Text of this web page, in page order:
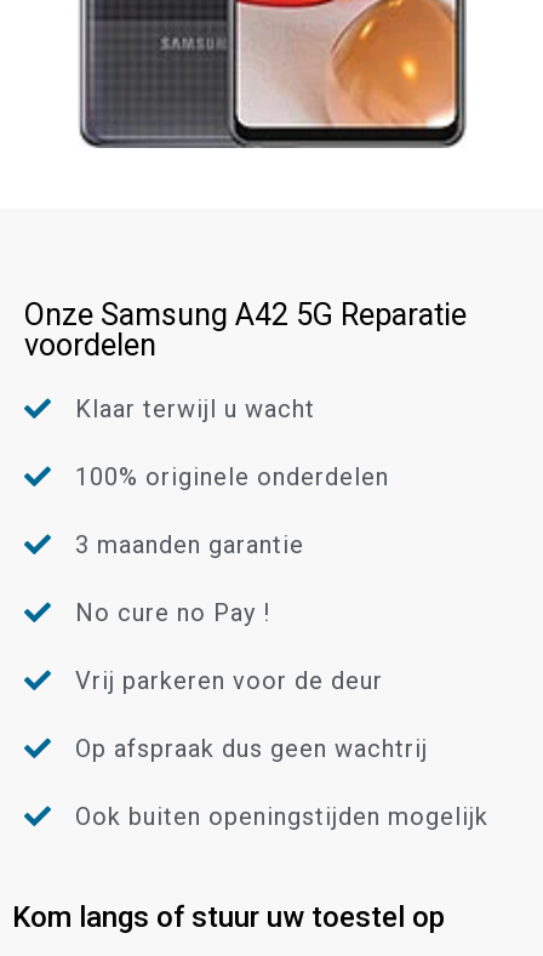
Onze Samsung A42 5G Reparatie
voordelen
Klaar terwijl u wacht
100% originele onderdelen
3 maanden garantie
No cure no Pay !
Vrij parkeren voor de deur
Op afspraak dus geen wachtrij
Ook buiten openingstijden mogelijk
Kom langs of stuur uw toestel op